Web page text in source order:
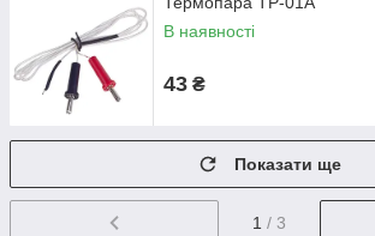
В наявності
43 ₴
Показати ще
1 / 3